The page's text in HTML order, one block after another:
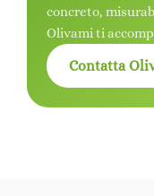
concreto,
Olivami ti
Contatta